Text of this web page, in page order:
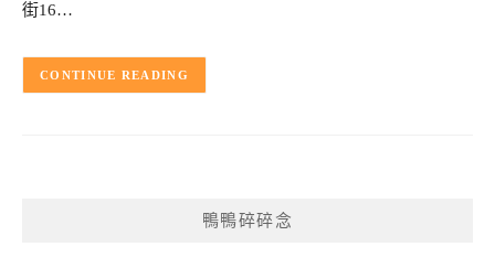
街16…
CONTINUE READING
鴨鴨碎碎念